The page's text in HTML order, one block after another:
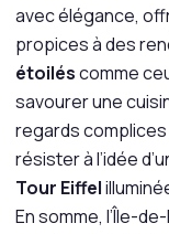
avec élégance,
propices à des
étoiléscomme
savourer une
regards
résister à l’idée
Tour Eiffel
En somme, l’Île-